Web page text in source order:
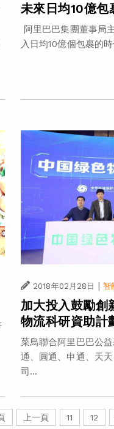
未來日均10億
阿里巴巴集團董事局
入日均10億個包裹的
2018年02月28日 | 智
加大投入鼓勵創
物流科研資助計
菜鳥聯合阿里巴巴公
通、圓通、申通、天
司...
上一頁 11 12